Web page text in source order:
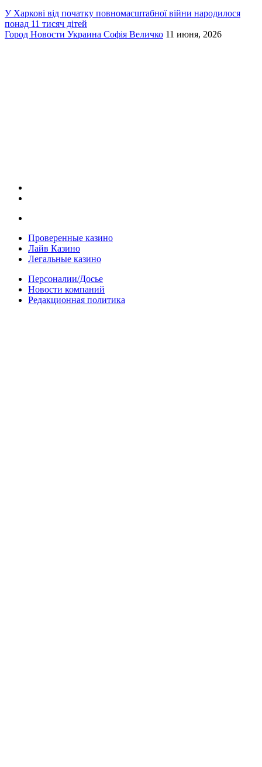
У Харкові від початку повномасштабної війни народилося
понад 11 тисяч дітей
Город Новости Украина Софія Величко 11 июня, 2026
Проверенные казино
Лайв Казино
Легальные казино
Персоналии/Досье
Новости компаний
Редакционная политика